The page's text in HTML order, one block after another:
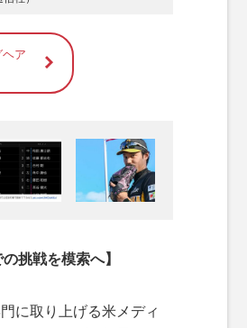
ヘア
挑戦を模索へ】
に取り上げる米メディ